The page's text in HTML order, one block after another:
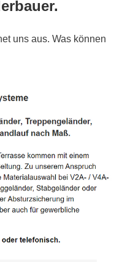
uns aus. Was können